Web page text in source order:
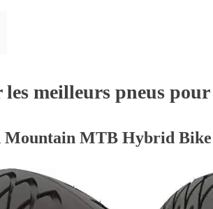
les meilleurs pneus
Mountain MTB Hybrid Bike